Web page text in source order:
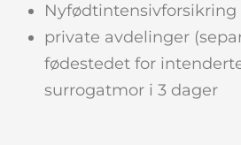
private avdelinger
fødestedet for
surrogatmor i 3 dager